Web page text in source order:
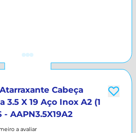
Cabeça
3.5 X 19 Aço Inox A2 (1
- AAPN3.5X19A2
a avaliar